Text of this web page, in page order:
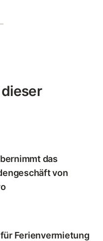
das
von
Ferienvermietung